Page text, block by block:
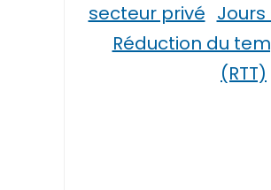
secteur privé
Réduction du
(RTT)